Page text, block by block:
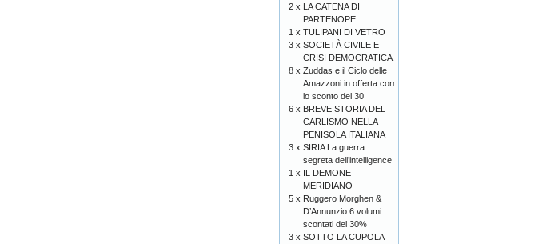
2 x LA CATENA DI
PARTENOPE
1 x TULIPANI DI VETRO
3 x SOCIETÀ CIVILE E
CRISI DEMOCRATICA
8 x Zuddas e il Ciclo delle
Amazzoni in offerta con
lo sconto del 30
6 x BREVE STORIA DEL
CARLISMO NELLA
PENISOLA ITALIANA
3 x SIRIA La guerra
segreta dell’intelligence
1 x IL DEMONE
MERIDIANO
5 x Ruggero Morghen &
D’Annunzio 6 volumi
scontati del 30%
3 x SOTTO LA CUPOLA